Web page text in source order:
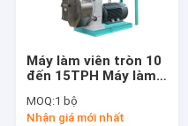
Máy làm viên tròn 10
đến 15TPH Máy làm
Lạc đà
MOQ:1 bộ
Nhận giá mới nhất